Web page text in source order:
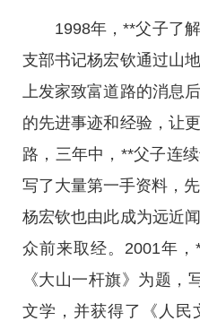
1998年，**父子了
支部书记杨宏钦通过山
上发家致富道路的消息
的先进事迹和经验，让
路，三年中，**父子连
写了大量第一手资料，
杨宏钦也由此成为远近
众前来取经。2001年
《大山一杆旗》为题，
文学，并获得了《人民